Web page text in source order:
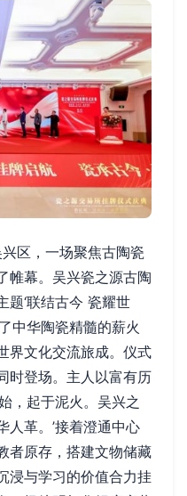
区，一场聚焦古陶瓷
帷幕。吴兴瓷之源古陶
题‘联结古今 瓷耀世
中华陶瓷精髓的薪火
界文化交流旅成。仪式
时登场。主人以富有历
，起于泥火。吴兴之
人革。’接着澄通中心
者原存，搭建文物储藏
浸与学习的价值合力挂